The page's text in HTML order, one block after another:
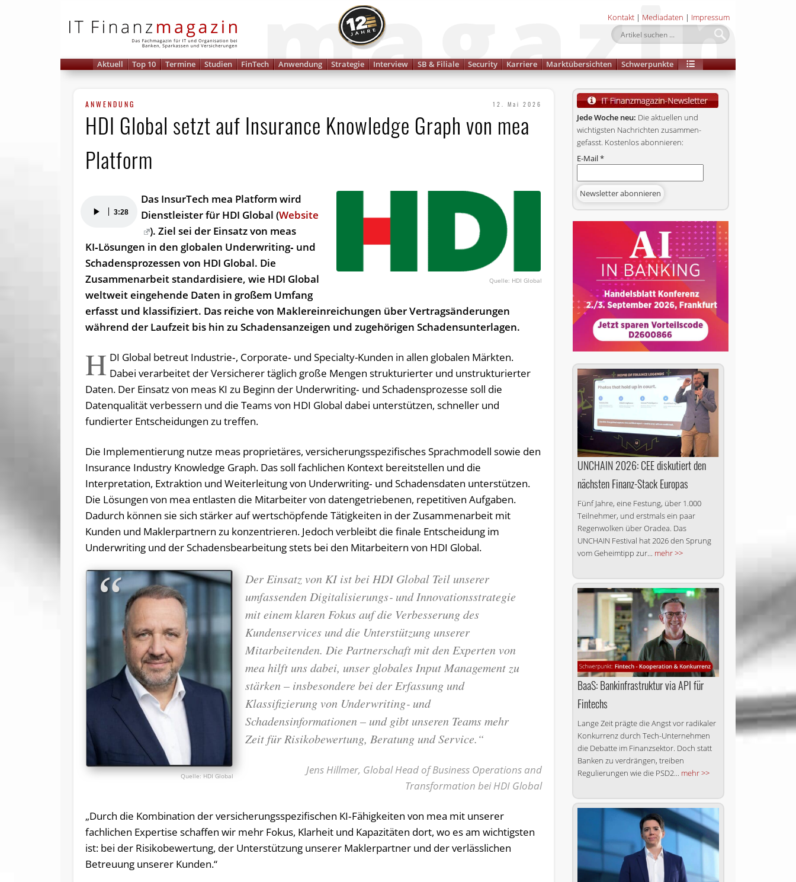
Kontakt | Mediadaten | Impressum
Aktuell Top 10 Termine Studien FinTech Anwendung Strategie Interview SB & Filiale Security Karriere Marktübersichten Schwerpunkte
ANWENDUNG 12. Mai 2026
HDI Global setzt auf Insurance Knowledge Graph von mea
Platform
HDI Global
Player 3:28
Das InsurTech mea Platform wird
Dienstleister für HDI Global (Website
). Ziel sei der Einsatz von meas
KI‑Lösungen in den globalen Underwriting‑ und
Schadensprozessen von HDI Global. Die
Zusammenarbeit standardisiere, wie HDI Global
weltweit eingehende Daten in großem Umfang
erfasst und klassifiziert. Das reiche von Maklereinreichungen über Vertragsänderungen
während der Laufzeit bis hin zu Schadensanzeigen und zugehörigen Schadensunterlagen.
H DI Global betreut Industrie‑, Corporate‑ und Specialty-Kunden in allen globalen Märkten.
Dabei verarbeitet der Versicherer täglich große Mengen strukturierter und unstrukturierter
Daten. Der Einsatz von meas KI zu Beginn der Underwriting‑ und Schadensprozesse soll die
Datenqualität verbessern und die Teams von HDI Global dabei unterstützen, schneller und
fundierter Entscheidungen zu treffen.
Die Implementierung nutze meas proprietäres, versicherungs­spezifisches Sprachmodell sowie den
Insurance Industry Knowledge Graph. Das soll fachlichen Kontext bereitstellen und die
Interpretation, Extraktion und Weiterleitung von Underwriting‑ und Schadensdaten unterstützen.
Die Lösungen von mea entlasten die Mitarbeiter von datengetriebenen, repetitiven Aufgaben.
Dadurch können sie sich stärker auf wertschöpfende Tätigkeiten in der Zusammenarbeit mit
Kunden und Maklerpartnern zu konzentrieren. Jedoch verbleibt die finale Entscheidung im
Underwriting und der Schadensbearbeitung stets bei den Mitarbeitern von HDI Global.
HDI Global
Der Einsatz von KI ist bei HDI Global Teil unserer
umfassenden Digitalisierungs‑ und Innovationsstrategie
mit einem klaren Fokus auf die Verbesserung des
Kundenservices und die Unterstützung unserer
Mitarbeitenden. Die Partnerschaft mit den Experten von
mea hilft uns dabei, unser globales Input Management zu
stärken – insbesondere bei der Erfassung und
Klassifizierung von Underwriting‑ und
Schadensinformationen – und gibt unseren Teams mehr
Zeit für Risikobewertung, Beratung und Service.“
Jens Hillmer, Global Head of Business Operations and
Transformation bei HDI Global
„Durch die Kombination der versicherungs­spezifischen KI‑Fähigkeiten von mea mit unserer
fachlichen Expertise schaffen wir mehr Fokus, Klarheit und Kapazitäten dort, wo es am wichtigsten
ist: bei der Risikobewertung, der Unterstützung unserer Maklerpartner und der verlässlichen
Betreuung unserer Kunden.“
Jede Woche neu: Die aktuellen und
wichtigsten Nachrichten zusammen­
gefasst. Kostenlos abonnieren:
E-Mail*
UNCHAIN 2026: CEE diskutiert den
nächsten Finanz-Stack Europas
Fünf Jahre, eine Festung, über 1.000
Teilnehmer, und erstmals ein paar
Regenwolken über Oradea. Das
UNCHAIN Festival hat 2026 den Sprung
vom Geheimtipp zur... mehr >>
BaaS: Bankinfrastruktur via API für
Fintechs
Lange Zeit prägte die Angst vor radikaler
Konkurrenz durch Tech-Unternehmen
die Debatte im Finanzsektor. Doch statt
Banken zu verdrängen, treiben
Regulierungen wie die PSD2... mehr >>